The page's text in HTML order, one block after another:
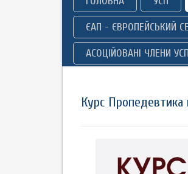
ЄАП - ЄВРОПЕЙСЬКИЙ
АСОЦІЙОВАНІ ЧЛЕНИ УСП
Курс Пропедевтика